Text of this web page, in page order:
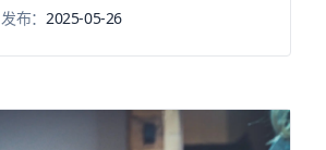
发布：2025-05-26